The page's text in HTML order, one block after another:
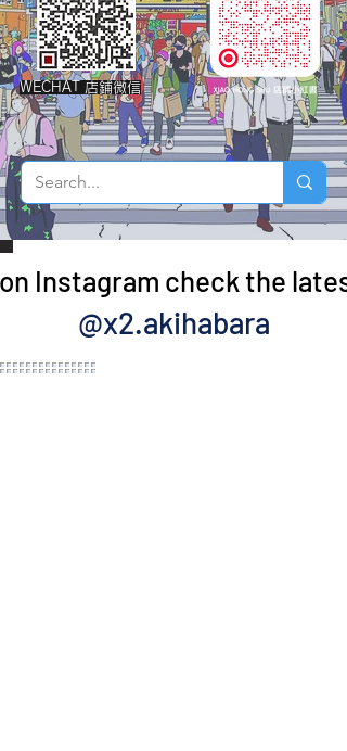
WECHAT 店鋪微信
Instagram check the
@x2.akihabara